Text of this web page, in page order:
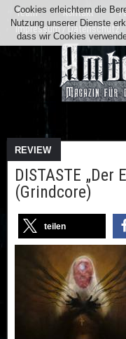
Team Kontakt
Impressum / Datenschutz
REVIEW
DISTASTE „Der
(Grindcore)
teilen
Cookies erleichtern die
Nutzung unserer Dienste
dass wir Cookies